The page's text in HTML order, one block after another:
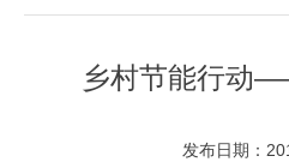
乡村节能行动
发布日期：